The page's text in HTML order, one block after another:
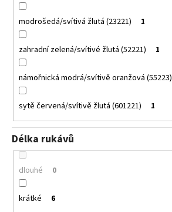
modrošedá/svítivá žlutá (23221) 1
zahradní zelená/svítivé žlutá (52221) 1
námořnická modrá/svítivě oranžová (55223)
sytě červená/svítivě žlutá (601221) 1
Délka rukávů
dlouhé 0
krátké 6